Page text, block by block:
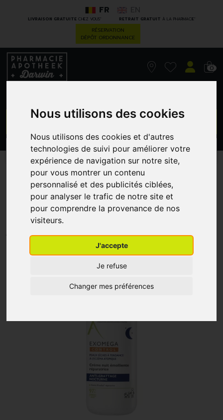
Nous utilisons des cookies
Nous utilisons des cookies et d'autres
technologies de suivi pour améliorer votre
expérience de navigation sur notre site,
pour vous montrer un contenu
personnalisé et des publicités ciblées,
pour analyser le trafic de notre site et
pour comprendre la provenance de nos
visiteurs.
J'accepte
Je refuse
Changer mes préférences
LIVRAISON GRATUITECHEZ VOUS* RETRAIT GRATUIT À LA PHARMACIE*
FR
RÉSERVATION
DÉPÔT ORDONNANCE
0
CATÉGORIES PROMOS
Aderma Exomega Control
Cr Nuit Emol. Reparat
400ml
A-DERMA